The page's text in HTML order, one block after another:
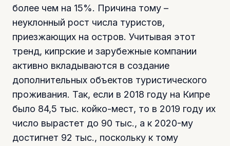
более чем на 15%. Причина тому –
неуклонный рост числа туристов,
приезжающих на остров. Учитывая этот
тренд, кипрские и зарубежные компании
активно вкладываются в создание
дополнительных объектов туристического
проживания. Так, если в 2018 году на Кипре
было 84,5 тыс. койко-мест, то в 2019 году их
число вырастет до 90 тыс., а к 2020-му
достигнет 92 тыс., поскольку к тому